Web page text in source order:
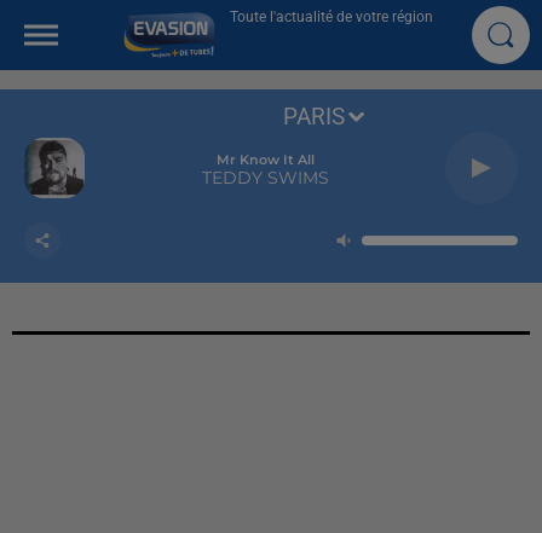
Toute l'actualité de votre région
Mr Know It All
TEDDY SWIMS
PARIS